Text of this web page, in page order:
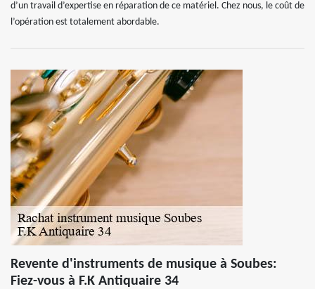
d’un travail d’expertise en réparation de ce matériel. Chez nous, le coût de
l’opération est totalement abordable.
Revente d'instruments de musique à Soubes:
Fiez-vous à F.K Antiquaire 34